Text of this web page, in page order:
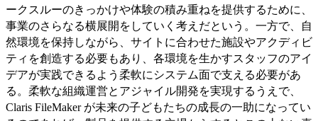
ークスルーのきっかけや体験の積み重ねを提供するために、
事業のさらなる横展開をしていく考えだという。一方で、自
然環境を保持しながら、サイトに合わせた施設やアクディビ
ティを創造する必要もあり、各環境を生かすスタッフのアイ
デアが実践できるよう柔軟にシステム面で支える必要があ
る。柔軟な組織運営とアジャイル開発を実現するうえで、
Claris FileMaker が未来の子どもたちの成長の一助になってい